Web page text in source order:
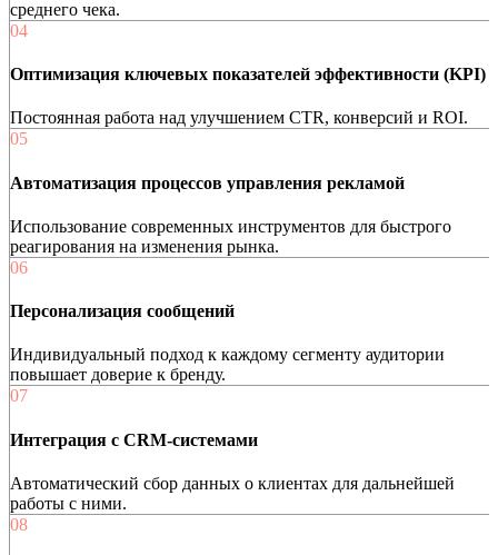
среднего чека.
04
Оптимизация ключевых показателей эффективности (KPI)
Постоянная работа над улучшением CTR, конверсий и ROI.
05
Автоматизация процессов управления рекламой
Использование современных инструментов для быстрого
реагирования на изменения рынка.
06
Персонализация сообщений
Индивидуальный подход к каждому сегменту аудитории
повышает доверие к бренду.
07
Интеграция с CRM-системами
Автоматический сбор данных о клиентах для дальнейшей
работы с ними.
08